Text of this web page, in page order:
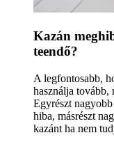
Kazán
teendő?
A legfontosabb,
használja tovább,
Egyrészt
hiba, másrészt
kazánt ha nem